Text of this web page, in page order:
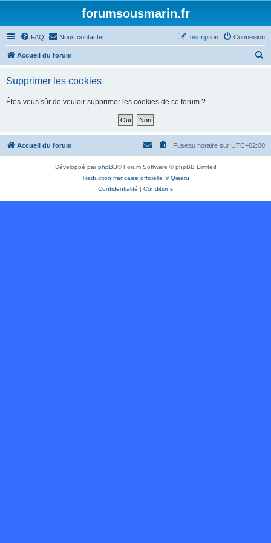
forumsousmarin.fr
FAQ Nous contacter Connexion
Inscription
Accueil du forum
h
Supprimer les cookies
Êtes-vous sûr de vouloir supprimer les cookies de ce forum ?
Accueil du forum Fuseau horaire sur UTC+02:00
Développé parphpBB® Forum Software © phpBB Limited
Traduction française officielle ©Qiaeru
Confidentialité | Conditions